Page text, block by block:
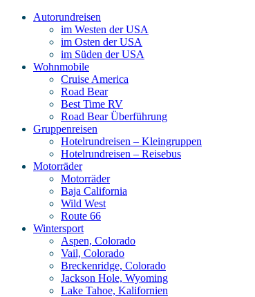
Autorundreisen
im Westen der USA
im Osten der USA
im Süden der USA
Wohnmobile
Cruise America
Road Bear
Best Time RV
Road Bear Überführung
Gruppenreisen
Hotelrundreisen – Kleingruppen
Hotelrundreisen – Reisebus
Motorräder
Motorräder
Baja California
Wild West
Route 66
Wintersport
Aspen, Colorado
Vail, Colorado
Breckenridge, Colorado
Jackson Hole, Wyoming
Lake Tahoe, Kalifornien